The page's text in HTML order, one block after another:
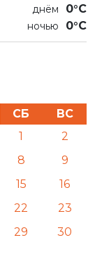
0°C
0°C
СБ
ВС
1
2
8
9
15
16
22
23
29
30